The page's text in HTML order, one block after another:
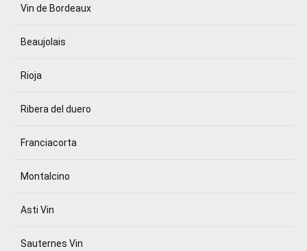
Vin de Bordeaux
Beaujolais
Rioja
Ribera del duero
Franciacorta
Montalcino
Asti Vin
Sauternes Vin